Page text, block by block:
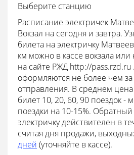
Выберите станцию
Расписание электричек
Вокзал на сегодня и завтра.
билета на электричку
км можно в кассе вокзала
на сайте РЖД http://
оформляются не более чем за
отправления. В среднем
билет 10, 20, 60, 90 поездок -
поездки на 10-15%.
электричку действителен в
считая дня продажи,
дней (уточняйте в кассе).